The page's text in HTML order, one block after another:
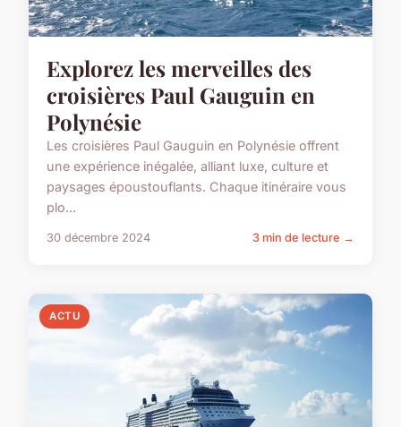
Explorez les merveilles des
croisières Paul Gauguin en
Polynésie
Les croisières Paul Gauguin en Polynésie offrent
une expérience inégalée, alliant luxe, culture et
paysages époustouflants. Chaque itinéraire vous
plo...
30 décembre 2024 3 min de lecture →
ACTU